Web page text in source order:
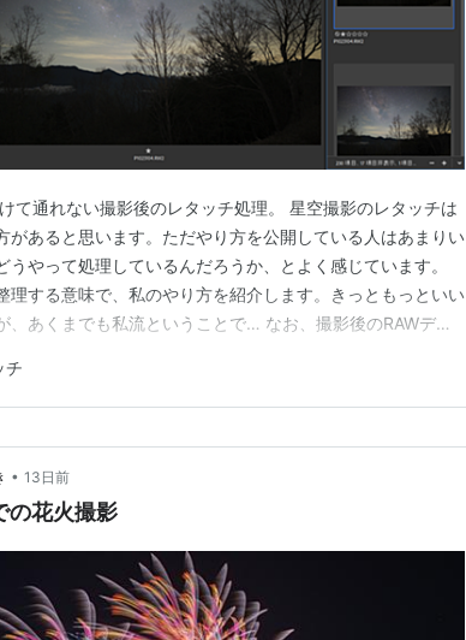
て通れない撮影後のレタッチ処理。 星空撮影のレタッチは
があると思います。ただやり方を公開している人はあまりい
うやって処理しているんだろうか、とよく感じています。
理する意味で、私のやり方を紹介します。きっともっといい
、あくまでも私流ということで… なお、撮影後のRAWデー
す。 RAW現像 カメラが生成したRAWデータにカラープロ
どのパラメータを適…
チ
• 13日前
の花火撮影